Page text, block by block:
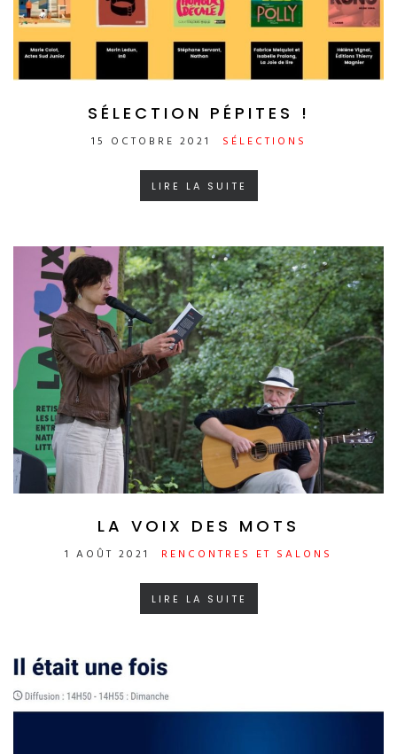
SÉLECTION PÉPITES !
15 OCTOBRE 2021 SÉLECTIONS
LIRE LA SUITE
LA VOIX DES MOTS
1 AOÛT 2021 RENCONTRES ET SALONS
LIRE LA SUITE